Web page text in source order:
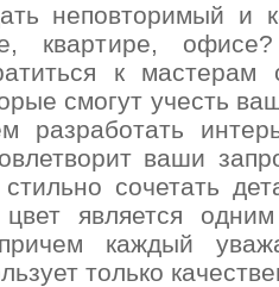
неповторимый и
квартире,
к мастерам
смогут учесть
разработать
ваши
сочетать
является
причем каждый
только